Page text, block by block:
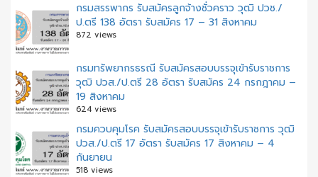
กรมสรรพากร รับสมัครลูกจ้างชั่วคราว วุฒิ ปวช./
ป.ตรี 138 อัตรา รับสมัคร 17 – 31 สิงหาคม
872 views
กรมทรัพยากรธรณี รับสมัครสอบบรรจุเข้ารับราชการ
วุฒิ ปวส./ป.ตรี 28 อัตรา รับสมัคร 24 กรกฎาคม –
19 สิงหาคม
624 views
กรมควบคุมโรค รับสมัครสอบบรรจุเข้ารับราชการ วุฒิ
ปวส./ป.ตรี 17 อัตรา รับสมัคร 17 สิงหาคม – 4
กันยายน
518 views